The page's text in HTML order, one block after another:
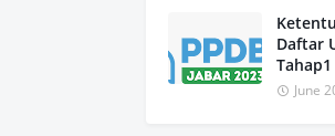
Daftar
Tahap1
June